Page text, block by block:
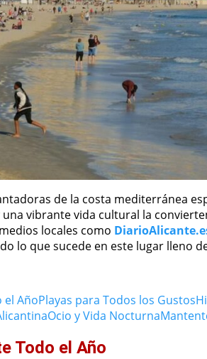
de la costa mediterránea
vibrante vida cultural la
locales como
lo que sucede en este lugar lleno
el AñoPlayas para Todos los Gustos
Ocio y Vida Nocturna
Todo el Año